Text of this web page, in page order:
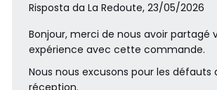
Risposta da La Redoute, 23/05/2026
Bonjour, merci de nous avoir partagé
expérience avec cette commande.
Nous nous excusons pour les défauts